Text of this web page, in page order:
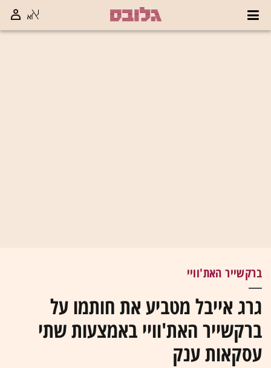
ברקשייר האת'וויי
גרג אייבל מטביע את חותמו על
ברקשייר האת'וויי באמצעות שתי
עסקאות ענק